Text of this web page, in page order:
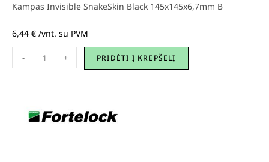
Kampas Invisible SnakeSkin Black 145x145x6,7mm B
6,44 € /vnt. su PVM
- + PRIDĖTI Į KREPŠELĮ